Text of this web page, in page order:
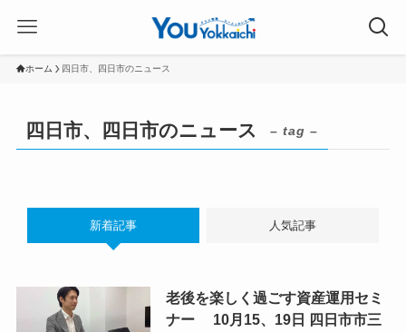
ホーム 四日市、四日市のニュース
四日市、四日市のニュース – tag –
新着記事 人気記事
老後を楽しく過ごす資産運用セミ
ナー 10月15、19日 四日市市三